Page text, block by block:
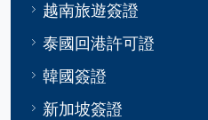
越南旅遊簽證
泰國回港許可證
韓國簽證
新加坡簽證